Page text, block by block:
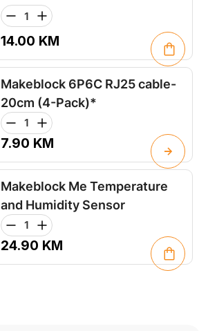
14.00 KM
Makeblock 6P6C RJ25 cable-
20cm (4-Pack)*
7.90 KM
Makeblock Me Temperature
and Humidity Sensor
24.90 KM